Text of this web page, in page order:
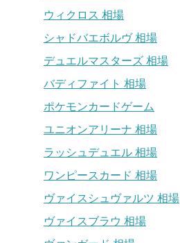
ウィクロス 相場
シャドバエボルヴ 相場
デュエルマスターズ 相場
バディファイト 相場
ポケモンカードゲーム
ユニオンアリーナ 相場
ラッシュデュエル 相場
ワンピースカード 相場
ヴァイスシュヴァルツ 相場
ヴァイスブラウ 相場